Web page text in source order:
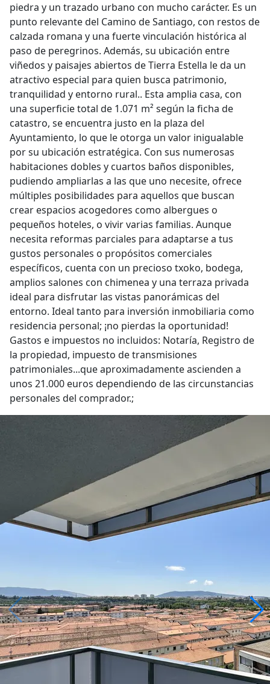
piedra y un trazado urbano con mucho carácter. Es un
punto relevante del Camino de Santiago, con restos de
calzada romana y una fuerte vinculación histórica al
paso de peregrinos. Además, su ubicación entre
viñedos y paisajes abiertos de Tierra Estella le da un
atractivo especial para quien busca patrimonio,
tranquilidad y entorno rural.. Esta amplia casa, con
una superficie total de 1.071 m² según la ficha de
catastro, se encuentra justo en la plaza del
Ayuntamiento, lo que le otorga un valor inigualable
por su ubicación estratégica. Con sus numerosas
habitaciones dobles y cuartos baños disponibles,
pudiendo ampliarlas a las que uno necesite, ofrece
múltiples posibilidades para aquellos que buscan
crear espacios acogedores como albergues o
pequeños hoteles, o vivir varias familias. Aunque
necesita reformas parciales para adaptarse a tus
gustos personales o propósitos comerciales
específicos, cuenta con un precioso txoko, bodega,
amplios salones con chimenea y una terraza privada
ideal para disfrutar las vistas panorámicas del
entorno. Ideal tanto para inversión inmobiliaria como
residencia personal; ¡no pierdas la oportunidad!
Gastos e impuestos no incluidos: Notaría, Registro de
la propiedad, impuesto de transmisiones
patrimoniales...que aproximadamente ascienden a
unos 21.000 euros dependiendo de las circunstancias
personales del comprador.;